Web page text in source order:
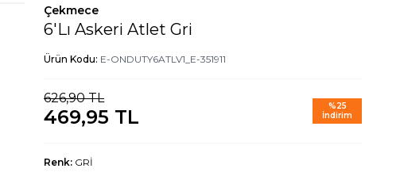
Çekmece
6'Lı Askeri Atlet Gri
Ürün Kodu: E-ONDUTY6ATLV1_E-351911
626,90TL
469,95 TL %25
İndirim
Renk: GRİ